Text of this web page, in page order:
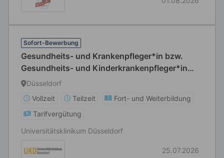
Sofort-Bewerbung
Gesundheits- und Krankenpfleger*in bzw.
Gesundheits- und Kinderkrankenpfleger*in
bzw. Fachgesundheits- und Krankenpfleger*in
Fachgesundheits- und
Kinderkrankenpfleger*in für Anästhesie und
Intensivpflege
Düsseldorf
Vollzeit
Teilzeit
Fort- und Weiterbildung
Tarifvergütung
Universitätsklinikum Düsseldorf
25.07.2026